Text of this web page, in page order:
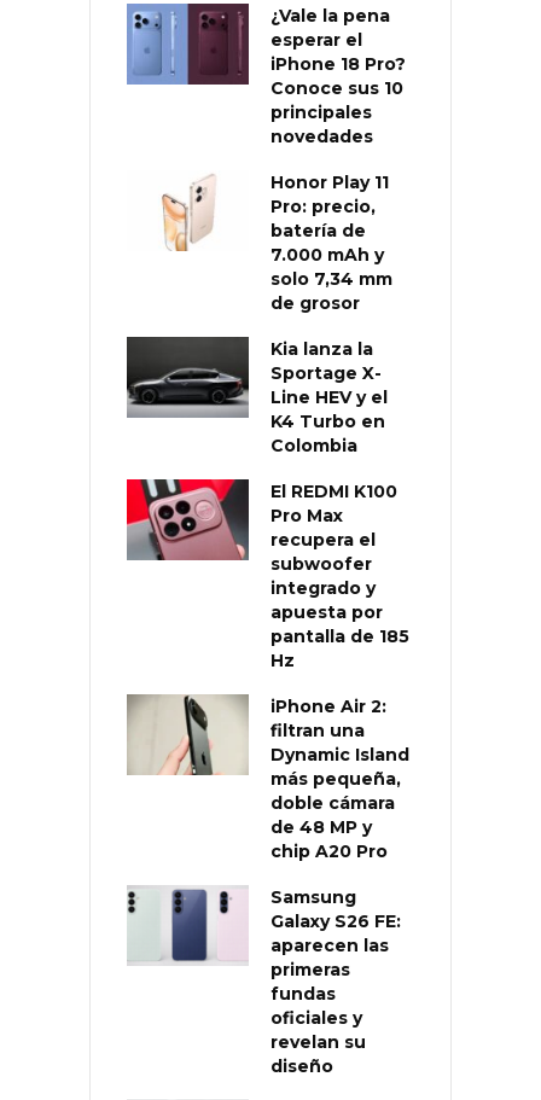
¿Vale la pena
esperar el
iPhone 18 Pro?
Conoce sus 10
principales
novedades
Honor Play 11
Pro: precio,
batería de
7.000 mAh y
solo 7,34 mm
de grosor
Kia lanza la
Sportage X-
Line HEV y el
K4 Turbo en
Colombia
El REDMI K100
Pro Max
recupera el
subwoofer
integrado y
apuesta por
pantalla de 185
Hz
iPhone Air 2:
filtran una
Dynamic Island
más pequeña,
doble cámara
de 48 MP y
chip A20 Pro
Samsung
Galaxy S26 FE:
aparecen las
primeras
fundas
oficiales y
revelan su
diseño